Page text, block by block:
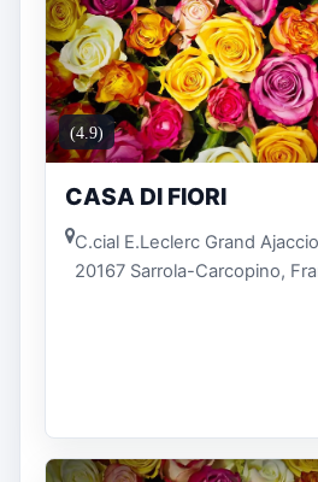
(4.9)
CASA DI FIORI
C.cial E.Leclerc Grand
20167 Sarrola-Carcopino,